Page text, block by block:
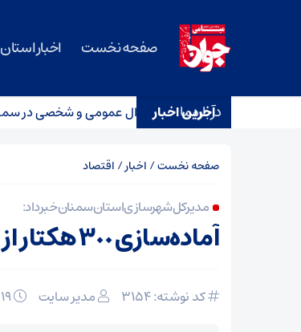
صفحه نخست اخبار استان
درباره ما
آخرین اخبار
دستگیری سارقان اموال عمومی و شخصی در سمنان
صفحه نخست/ اخبار/ اقتصاد
مدیرکل شهرسازی استان سمنان خبر داد:
آماده‌سازی ۳٠٠ هکتار از اراضی نهضت ملی
کد نوشته: 3154 مدیر سایت